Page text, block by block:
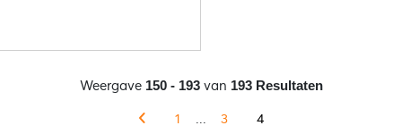
Weergave 150 - 193van 193 Resultaten
1 ... 3 4